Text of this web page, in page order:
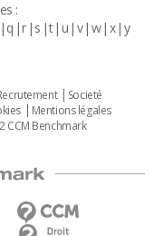
:
q r s t u v w x y
Societé
Mentions légales
CCM Benchmark